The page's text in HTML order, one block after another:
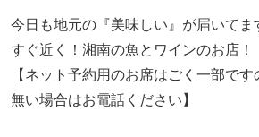
今日も地元の『美味しい』が届いてま
すぐ近く！湘南の魚とワインのお店！
【ネット予約用のお席はごく一部で
無い場合はお電話ください】